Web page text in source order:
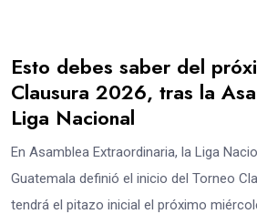
Esto debes saber del
Clausura 2026, tras la
Liga Nacional
En Asamblea Extraordinaria, la Liga
Guatemala definió el inicio del Torneo
tendrá el pitazo inicial el próximo